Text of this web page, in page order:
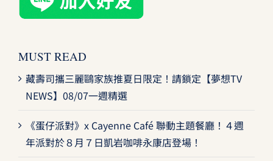
MUST READ
藏壽司攜三麗鷗家族推夏日限定！請鎖定【夢想TV
NEWS】08/07一週精選
《蛋仔派對》x Cayenne Café 聯動主題餐廳！４週
年派對於８月７日凱岩咖啡永康店登場！